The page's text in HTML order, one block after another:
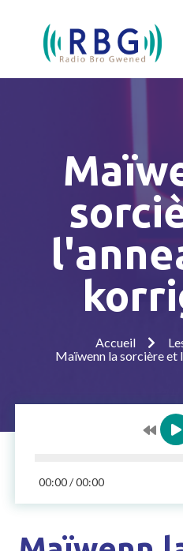
Accueil
Maïwenn la sorcière et
00:00/00:00